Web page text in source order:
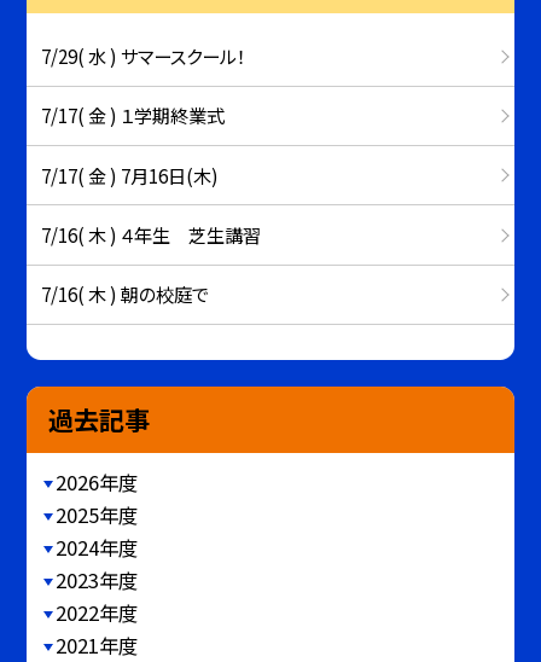
7/29( 水 ) サマースクール！
7/17( 金 ) １学期終業式
7/17( 金 ) 7月16日(木)
7/16( 木 ) ４年生 芝生講習
7/16( 木 ) 朝の校庭で
過去記事
2026年度
2025年度
2024年度
2023年度
2022年度
2021年度